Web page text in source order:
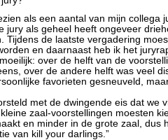
als een aantal van mijn collega
jury als geheel heeft ongeveer
Tijdens de laatste vergadering
en daarnaast heb ik het
over de helft van de
over de andere helft was veel
favorieten gesneuveld,
met de dwingende eis dat we
zaal-voorstellingen moesten
en minder in de grote zaal, dus
van kill your darlings.”